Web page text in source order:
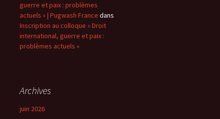
guerre et paix : problèmes
actuels » | Pugwash France dans
Inscription au colloque « Droit
international, guerre et paix :
problèmes actuels »
Archives
juin 2026